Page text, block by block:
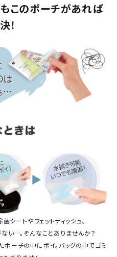
もこのポーチがあれば
！
ートやウェットティッシュ。
い…。そんなことありませんか？
ポーチの中にポイ。バッグの中でゴミ